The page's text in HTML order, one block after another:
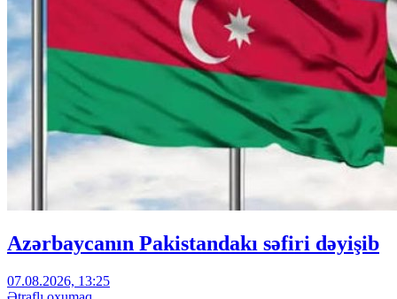
Azərbaycanın Pakistandakı səfiri dəyişib
07.08.2026, 13:25